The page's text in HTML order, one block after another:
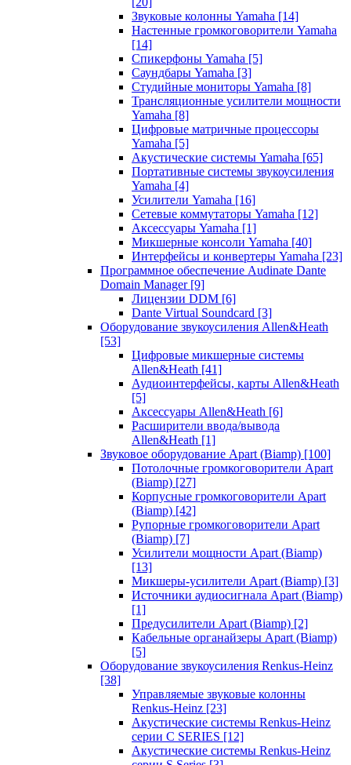
Звуковые колонны Yamaha [14]
Настенные громкоговорители Yamaha
[14]
Спикерфоны Yamaha [5]
Саундбары Yamaha [3]
Студийные мониторы Yamaha [8]
Трансляционные усилители мощности
Yamaha [8]
Цифровые матричные процессоры
Yamaha [5]
Акустические системы Yamaha [65]
Портативные системы звукоусиления
Yamaha [4]
Усилители Yamaha [16]
Сетевые коммутаторы Yamaha [12]
Аксессуары Yamaha [1]
Микшерные консоли Yamaha [40]
Интерфейсы и конвертеры Yamaha [23]
Программное обеспечение Audinate Dante
Domain Manager [9]
Лицензии DDM [6]
Dante Virtual Soundcard [3]
Оборудование звукоусиления Allen&Heath
[53]
Цифровые микшерные системы
Allen&Heath [41]
Аудиоинтерфейсы, карты Allen&Heath
[5]
Аксессуары Allen&Heath [6]
Расширители ввода/вывода
Allen&Heath [1]
Звуковое оборудование Apart (Biamp) [100]
Потолочные громкоговорители Apart
(Biamp) [27]
Корпусные громкоговорители Apart
(Biamp) [42]
Рупорные громкоговорители Apart
(Biamp) [7]
Усилители мощности Apart (Biamp)
[13]
Микшеры-усилители Apart (Biamp) [3]
Источники аудиосигнала Apart (Biamp)
[1]
Предусилители Apart (Biamp) [2]
Кабельные органайзеры Apart (Biamp)
[5]
Оборудование звукоусиления Renkus-Heinz
[38]
Управляемые звуковые колонны
Renkus-Heinz [23]
Акустические системы Renkus-Heinz
серии C SERIES [12]
Акустические системы Renkus-Heinz